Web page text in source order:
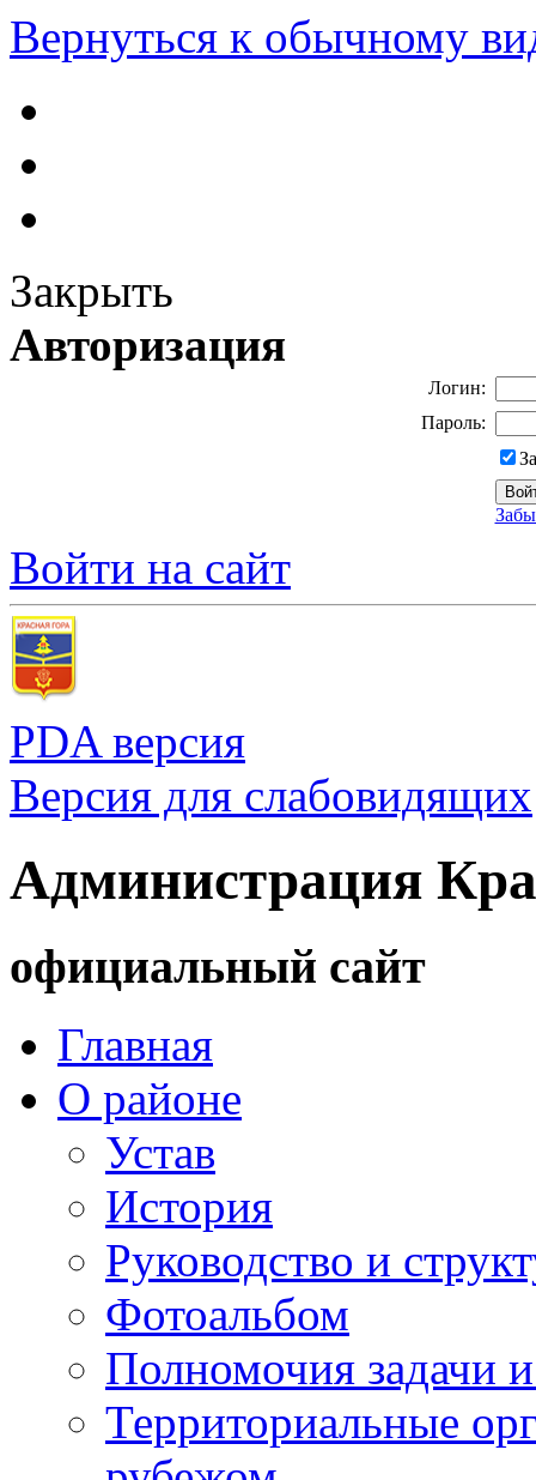
Вернуться к обычному
Закрыть
Авторизация
Логин:
Пароль:
Войти на сайт
PDA версия
Версия для слабовидящих
Администрация
официальный сайт
Главная
О районе
Устав
История
Руководство и
Фотоальбом
Полномочия задачи
Территориальные